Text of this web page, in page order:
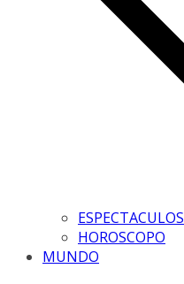
ESPECTACULOS
HOROSCOPO
MUNDO